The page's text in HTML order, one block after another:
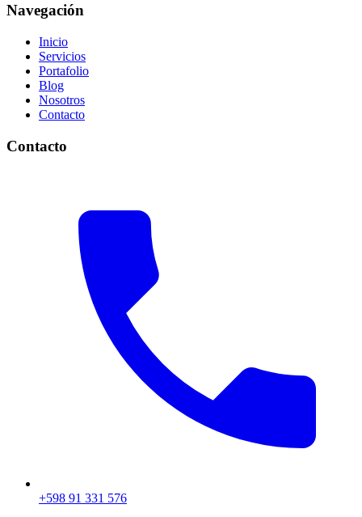
Navegación
Inicio
Servicios
Portafolio
Blog
Nosotros
Contacto
Contacto
+598 91 331 576